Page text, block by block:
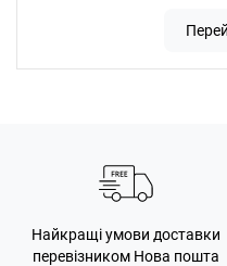
Найкращі умови доставки
перевізником Нова пошта